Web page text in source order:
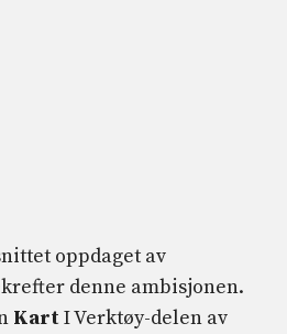
oppdaget av
denne ambisjonen.
KartI Verktøy-delen av